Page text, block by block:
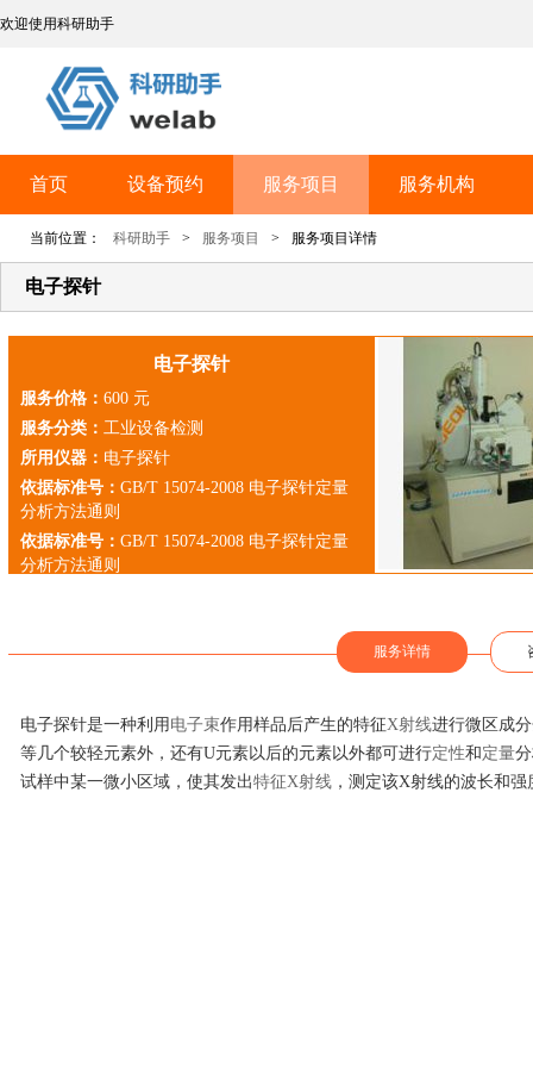
欢迎使用科研助手
首页 设备预约 服务项目 服务机构
当前位置： 科研助手 > 服务项目 > 服务项目详情
电子探针
电子探针
服务价格： 600 元
服务分类： 工业设备检测
所用仪器： 电子探针
依据标准号： GB/T 15074-2008 电子探针定量
分析方法通则
依据标准号： GB/T 15074-2008 电子探针定量
分析方法通则
服务详情
电子探针是一种利用 电子束作用样品后产生的特征X射线进行微区成
等几个较轻元素外，还有U元素以后的元素以外都可进行定性和 定量
试样中某一微小区域，使其发出特征X射线 ，测定该X射线的波长和